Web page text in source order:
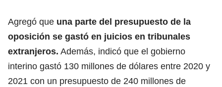
Agregó que una parte del presupuesto de la
oposición se gastó en juicios en tribunales
extranjeros. Además, indicó que el gobierno
interino gastó 130 millones de dólares entre 2020 y
2021 con un presupuesto de 240 millones de